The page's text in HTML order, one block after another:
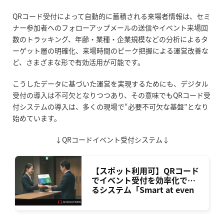
QRコード受付によって自動的に蓄積される来場者情報は、セミ
ナー参加者へのフォローアップメールの送信やイベント来場回
数のトラッキング、年齢・業種・企業規模などの分析によるタ
ーゲット層の明確化、来場時間のピーク把握による運営改善な
ど、さまざまな形で有効活用が可能です。
こうしたデータに基づいた運営を実現するためにも、デジタル
受付の導入は不可欠となりつつあり、その意味でもQRコード受
付システムの導入は、多くの現場で“必要不可欠な基盤”となり
始めています。
↓QRコードイベント受付システム↓
【スポット利用可】QRコード
でイベント受付を効率化でき
るシステム「Smart at even